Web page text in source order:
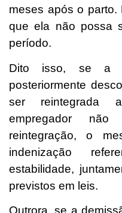
meses após o parto.
que ela não possa
período.
Dito isso, se a
posteriormente
ser reintegrada
empregador
reintegração, o
indenização
estabilidade,
previstos em leis.
Outrora, se a